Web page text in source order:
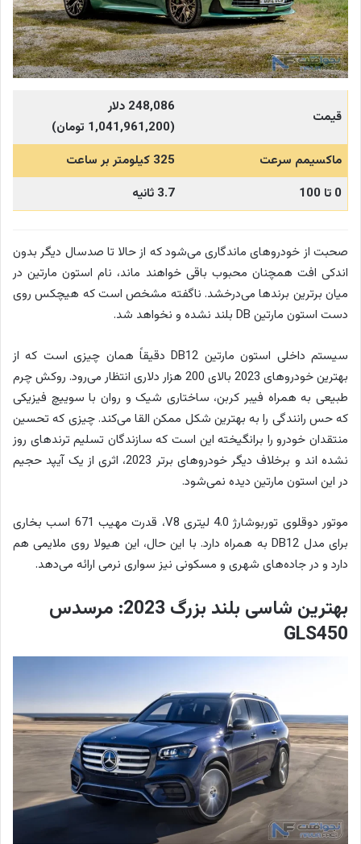
قیمت
248,086 دلار
(1,041,961,200 تومان)
ماکسیمم سرعت
325 کیلومتر بر ساعت
0 تا 100
3.7 ثانیه
صحبت از خودروهای ماندگاری می‌شود که از حالا تا صدسال دیگر بدون
اندکی افت همچنان محبوب باقی خواهند ماند، نام استون مارتین در
میان برترین برندها می‌درخشد. ناگفته مشخص است که هیچکس روی
دست استون مارتین DB بلند نشده و نخواهد شد.
سیستم داخلی استون مارتین DB12 دقیقاً همان چیزی است که از
بهترین خودروهای 2023 بالای 200 هزار دلاری انتظار می‌رود. روکش چرم
طبیعی به همراه فیبر کربن، ساختاری شیک و روان با سوییچ فیزیکی
که حس رانندگی را به بهترین شکل ممکن القا می‎‌کند. چیزی که تحسین
منتقدان خودرو را برانگیخته این است که سازندگان تسلیم ترندهای روز
نشده اند و برخلاف دیگر خودروهای برتر 2023، اثری از یک آیپد حجیم
در این استون مارتین دیده نمی‌شود.
موتور دوقلوی توربوشارژ 4.0 لیتری V8، قدرت مهیب 671 اسب بخاری
برای مدل DB12 به همراه دارد. با این حال، این هیولا روی ملایمی هم
دارد و در جاده‌های شهری و مسکونی نیز سواری نرمی ارائه می‌دهد.
بهترین شاسی بلند بزرگ 2023: مرسدس
GLS450